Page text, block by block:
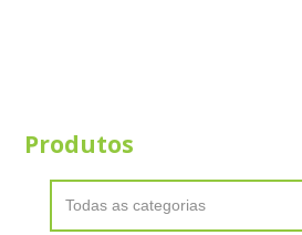
Produtos